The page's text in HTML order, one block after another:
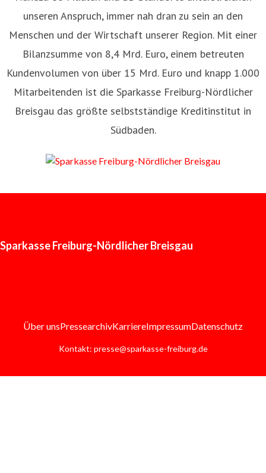
unseren Anspruch, immer nah dran zu sein an den
Menschen und der Wirtschaft unserer Region. Mit einer
Bilanzsumme von 8,4 Mrd. Euro, einem betreuten
Kundenvolumen von über 15 Mrd. Euro und knapp 1.000
Mitarbeitenden ist die Sparkasse Freiburg-Nördlicher
Breisgau das größte selbstständige Kreditinstitut in
Südbaden.
Sparkasse Freiburg-Nördlicher Breisgau